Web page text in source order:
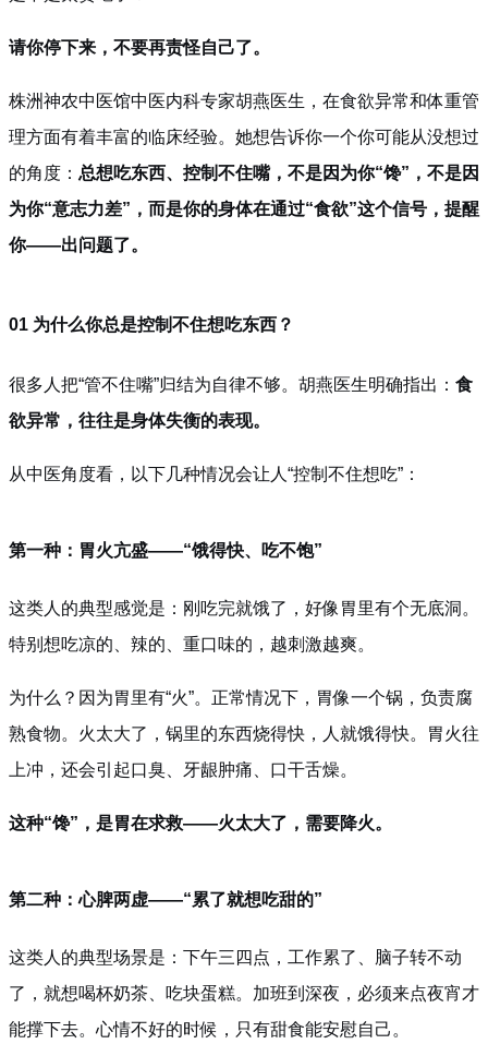
请你停下来，不要再责怪自己了。
株洲神农中医馆中医内科专家胡燕医生，在食欲异常和体重管
理方面有着丰富的临床经验。她想告诉你一个你可能从没想过
的角度： 总想吃东西、控制不住嘴，不是因为你“馋”，不是因
为你“意志力差”，而是你的身体在通过“食欲”这个信号，提醒
你——出问题了。
01 为什么你总是控制不住想吃东西？
很多人把“管不住嘴”归结为自律不够。胡燕医生明确指出： 食
欲异常，往往是身体失衡的表现。
从中医角度看，以下几种情况会让人“控制不住想吃”：
第一种：胃火亢盛——“饿得快、吃不饱”
这类人的典型感觉是：刚吃完就饿了，好像胃里有个无底洞。
特别想吃凉的、辣的、重口味的，越刺激越爽。
为什么？因为胃里有“火”。正常情况下，胃像一个锅，负责腐
熟食物。火太大了，锅里的东西烧得快，人就饿得快。胃火往
上冲，还会引起口臭、牙龈肿痛、口干舌燥。
这种“馋”，是胃在求救——火太大了，需要降火。
第二种：心脾两虚——“累了就想吃甜的”
这类人的典型场景是：下午三四点，工作累了、脑子转不动
了，就想喝杯奶茶、吃块蛋糕。加班到深夜，必须来点夜宵才
能撑下去。心情不好的时候，只有甜食能安慰自己。